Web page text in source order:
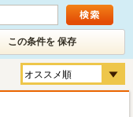
この条件を 保存